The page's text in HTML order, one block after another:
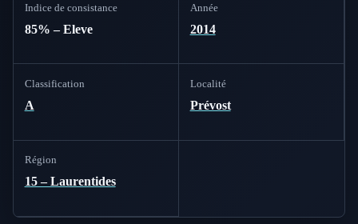
Indice de consistance
85% – Eleve
Année
2014
Classification
A
Localité
Prévost
Région
15 – Laurentides